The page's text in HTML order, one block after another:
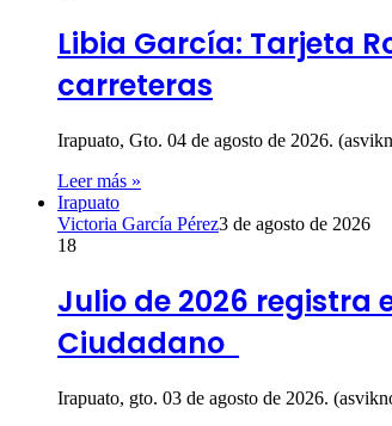
Libia García: Tarjeta
carreteras
Irapuato, Gto. 04 de agosto de 2026.
Leer más »
Irapuato
Victoria García Pérez3 de agosto de 2026
18
Julio de 2026 registra
Ciudadano
Irapuato, gto. 03 de agosto de 2026.